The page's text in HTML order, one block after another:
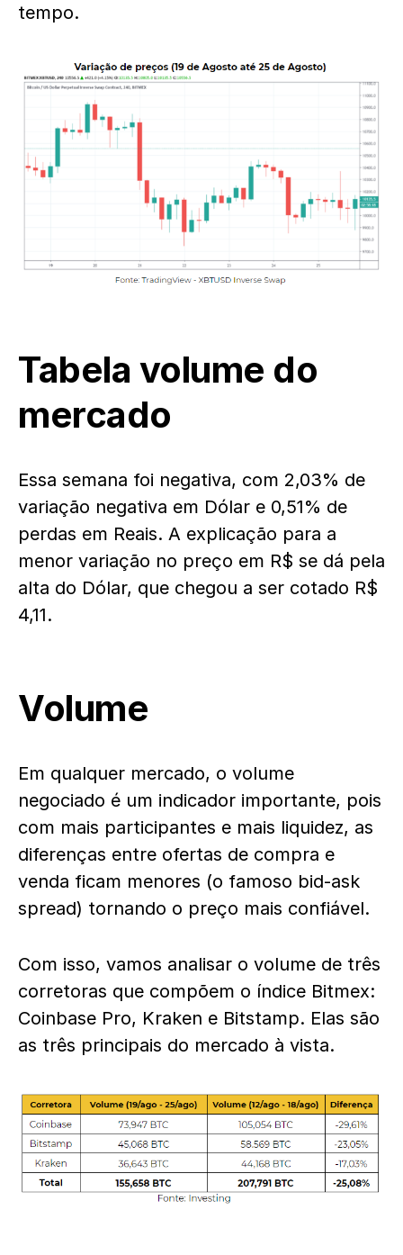
tempo.
Tabela volume do
mercado
Essa semana foi negativa, com 2,03% de
variação negativa em Dólar e 0,51% de
perdas em Reais. A explicação para a
menor variação no preço em R$ se dá pela
alta do Dólar, que chegou a ser cotado R$
4,11.
Volume
Em qualquer mercado, o volume
negociado é um indicador importante, pois
com mais participantes e mais liquidez, as
diferenças entre ofertas de compra e
venda ficam menores (o famoso bid-ask
spread) tornando o preço mais confiável.
Com isso, vamos analisar o volume de três
corretoras que compõem o índice Bitmex:
Coinbase Pro, Kraken e Bitstamp. Elas são
as três principais do mercado à vista.